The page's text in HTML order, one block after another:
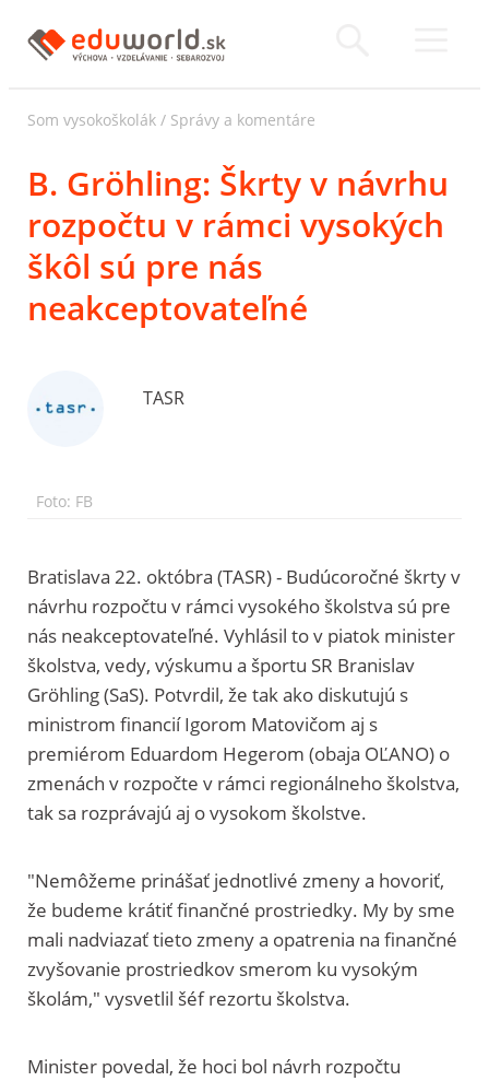
Som vysokoškolák / Správy a komentáre
B. Gröhling: Škrty v návrhu
rozpočtu v rámci vysokých
škôl sú pre nás
neakceptovateľné
TASR
Foto: FB
Bratislava 22. októbra (TASR) - Budúcoročné škrty v
návrhu rozpočtu v rámci vysokého školstva sú pre
nás neakceptovateľné. Vyhlásil to v piatok minister
školstva, vedy, výskumu a športu SR Branislav
Gröhling (SaS). Potvrdil, že tak ako diskutujú s
ministrom financií Igorom Matovičom aj s
premiérom Eduardom Hegerom (obaja OĽANO) o
zmenách v rozpočte v rámci regionálneho školstva,
tak sa rozprávajú aj o vysokom školstve.
"Nemôžeme prinášať jednotlivé zmeny a hovoriť,
že budeme krátiť finančné prostriedky. My by sme
mali nadviazať tieto zmeny a opatrenia na finančné
zvyšovanie prostriedkov smerom ku vysokým
školám," vysvetlil šéf rezortu školstva.
Minister povedal, že hoci bol návrh rozpočtu